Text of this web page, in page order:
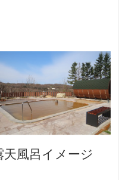
天風呂イメージ